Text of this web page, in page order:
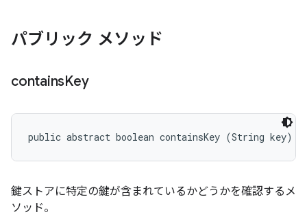
パブリック メソッド
containsKey
public abstract boolean containsKey (String key)
鍵ストアに特定の鍵が含まれているかどうかを確認するメ
ソッド。